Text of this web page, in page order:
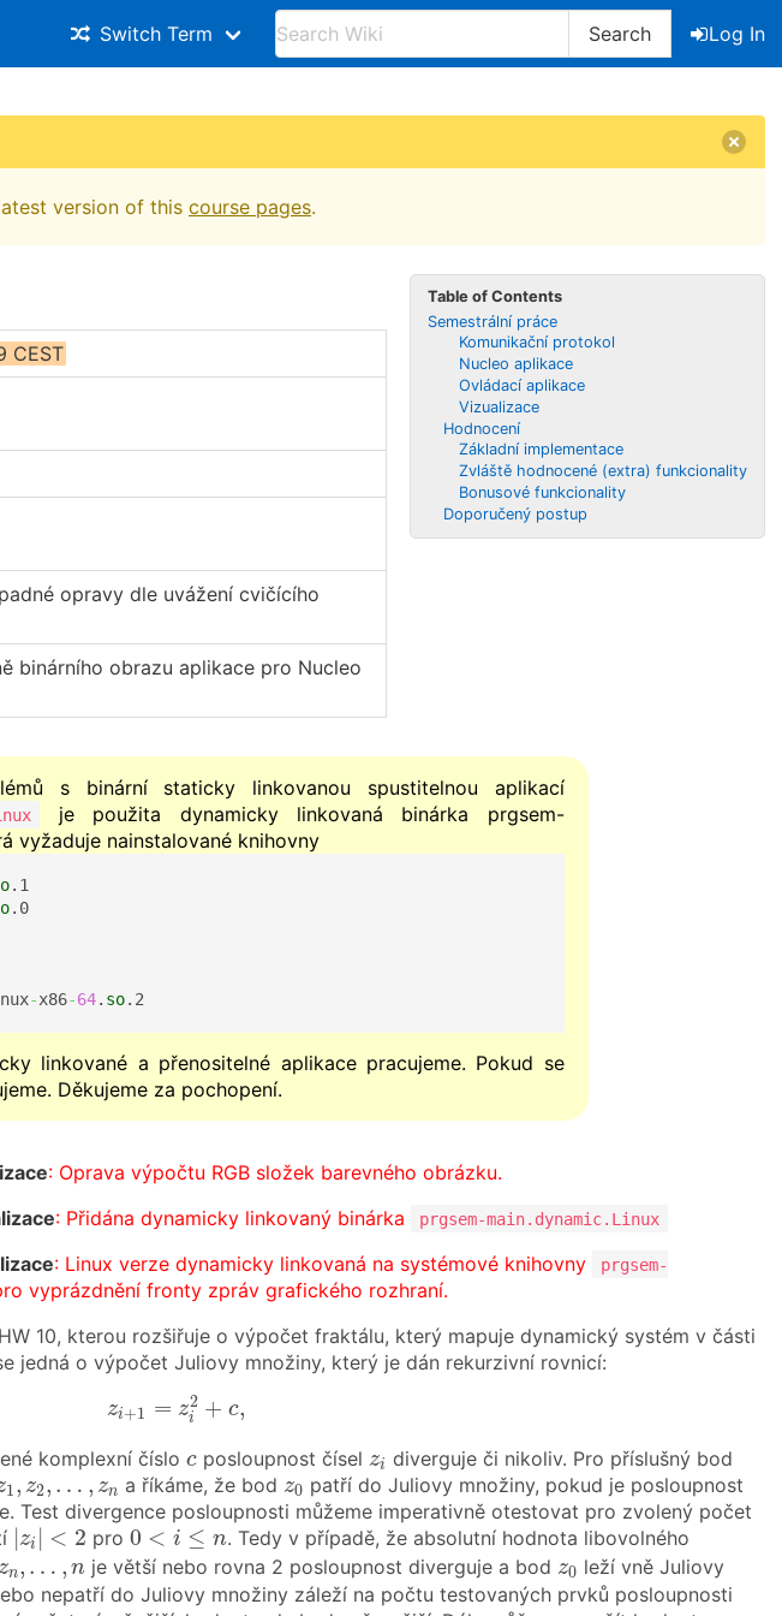
Switch Term Search
Log In
version of this course pages.
Table of Contents
Semestrální práce
Komunikační protokol
Nucleo aplikace
Ovládací aplikace
Vizualizace
Hodnocení
Základní implementace
Zvláště hodnocené (extra) funkcionality
Bonusové funkcionality
Doporučený postup
CEST
opravy dle uvážení cvičícího
binárního obrazu aplikace pro Nucleo
s binární staticky linkovanou spustitelnou aplikací
je použita dynamicky linkovaná binárka prgsem-
vyžaduje nainstalované knihovny
.1
.0
-x86-64. so.2
linkované a přenositelné aplikace pracujeme. Pokud se
Děkujeme za pochopení.
: Oprava výpočtu RGB složek barevného obrázku.
: Přidána dynamicky linkovaný binárka prgsem-main.dynamic.Linux
: Linux verze dynamicky linkovaná na systémové knihovny
prgsem-
vyprázdnění fronty zpráv grafického rozhraní.
10, kterou rozšiřuje o výpočet fraktálu, který mapuje dynamický systém v části
jedná o výpočet Juliovy množiny, který je dán rekurzivní rovnicí:
zi+1 = z2
i + c,
i2 +
komplexní číslo c
c posloupnost čísel zi
zi diverguje či nikoliv. Pro příslušný bod
1, z2, … , zn
1 z2 , … , n a říkáme, že bod z0
z0 patří do Juliovy množiny, pokud je posloupnost
Test divergence posloupnosti můžeme imperativně otestovat pro zvolený počet
|zi | < 2
| zi|<2 pro 0 < i ≤ n
0<i ≤n
. Tedy v případě, že absolutní hodnota libovolného
n, … , n
zn … je větší nebo rovna 2 posloupnost diverguje a bod z0
z0 leží vně Juliovy
nepatří do Juliovy množiny záleží na počtu testovaných prvků posloupnosti